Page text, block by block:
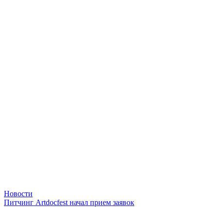
Новости
Питчинг Artdocfest начал прием заявок